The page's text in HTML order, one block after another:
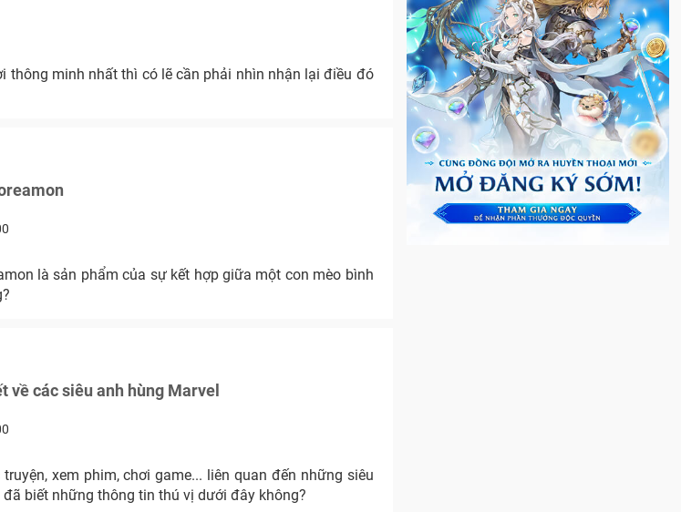
thông minh nhất thì có lẽ cần phải nhìn nhận lại điều đó
là sản phẩm của sự kết hợp giữa một con mèo bình
về các siêu anh hùng Marvel
xem phim, chơi game... liên quan đến những siêu
biết những thông tin thú vị dưới đây không?